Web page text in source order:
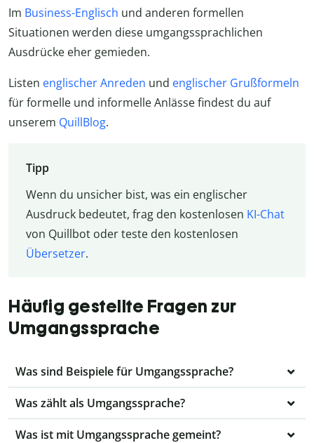
Im Business-Englisch und anderen formellen
Situationen werden diese umgangssprachlichen
Ausdrücke eher gemieden.
Listen englischer Anreden und englischer Grußformeln
für formelle und informelle Anlässe findest du auf
unserem QuillBlog.
Tipp
Wenn du unsicher bist, was ein englischer
Ausdruck bedeutet, frag den kostenlosen KI-Chat
von Quillbot oder teste den kostenlosen
Übersetzer.
Häufig gestellte Fragen zur
Umgangssprache
Was sind Beispiele für Umgangssprache?
Was zählt als Umgangssprache?
Was ist mit Umgangssprache gemeint?